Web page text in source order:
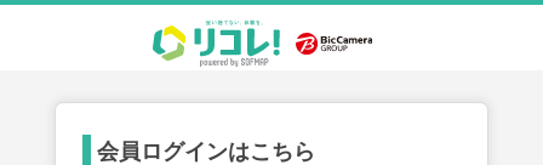
会員ログインはこちら